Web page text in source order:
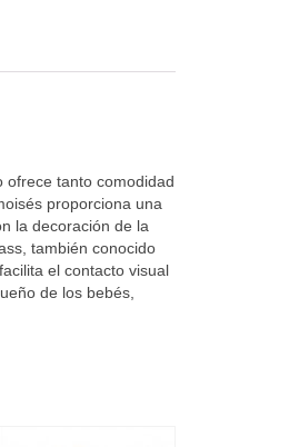
ofrece tanto comodidad
proporciona una
la decoración de la
también conocido
el contacto visual
de los bebés,